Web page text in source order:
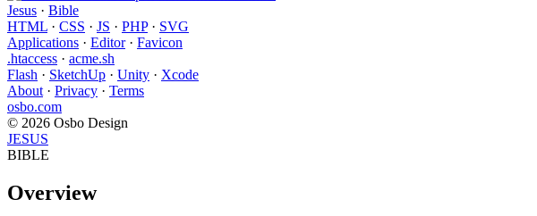
Jesus · Bible
HTML · CSS · JS · PHP· SVG
Applications · Editor· Favicon
.htaccess · acme.sh
Flash · SketchUp · Unity · Xcode
About · Privacy · Terms
osbo.com
© 2026 Osbo Design
JESUS
BIBLE
Overview